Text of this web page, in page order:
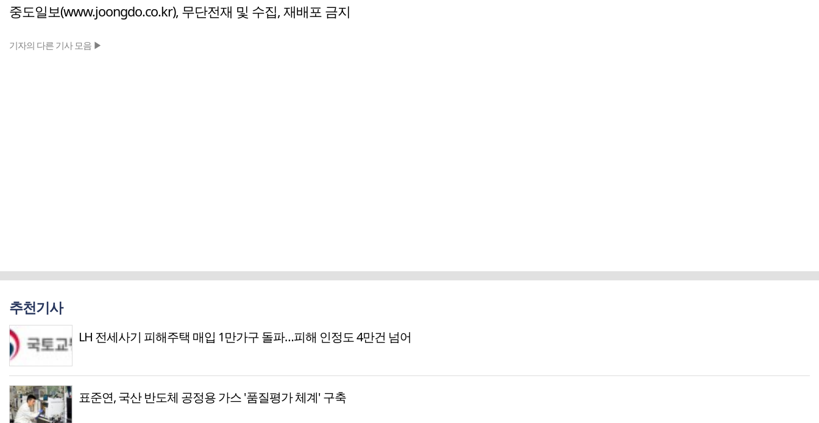
중도일보(www.joongdo.co.kr), 무단전재 및 수집, 재배포 금지
기자의 다른 기사 모음 ▶
추천기사
LH 전세사기 피해주택 매입 1만가구 돌파…피해 인정도 4만건 넘어
표준연, 국산 반도체 공정용 가스 '품질평가 체계' 구축